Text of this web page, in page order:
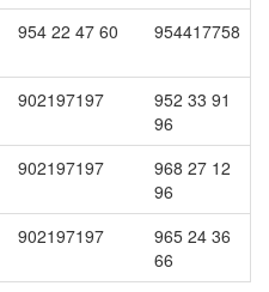
954 22 47 60 954417758
902197197
952 33 91
96
902197197
968 27 12
96
902197197
965 24 36
66